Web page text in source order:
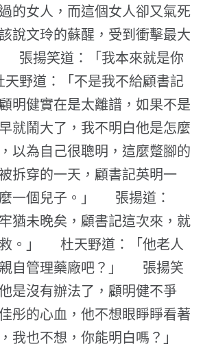
的女人，而這個女人卻又氣死
說文玲的蘇醒，受到衝擊最大
張揚笑道：「我本來就是你
野道：「不是我不給顧書記
明健實在是太離譜，如果不是
就鬧大了，我不明白他是怎麼
以為自己很聰明，這麼蹩腳的
拆穿的一天，顧書記英明一
一個兒子。」 張揚道：
猶未晚矣，顧書記這次來，就
。」 杜天野道：「他老人
親自管理藥廠吧？」 張揚笑
是沒有辦法了，顧明健不爭
彤的心血，他不想眼睜睜看著
我也不想，你能明白嗎？」